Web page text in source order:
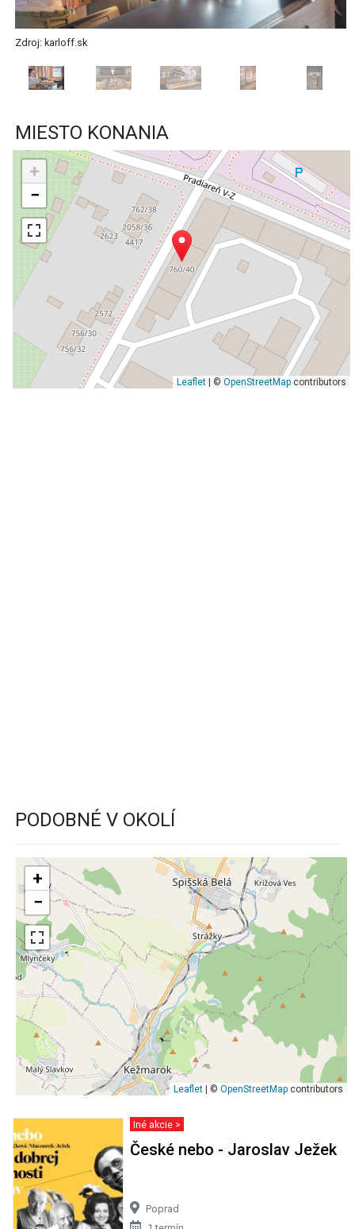
Zdroj: karloff.sk
MIESTO KONANIA
+
−
Leaflet| © OpenStreetMapcontributors
PODOBNÉ V OKOLÍ
+
−
Leaflet | © OpenStreetMap contributors
Iné akcie >
České nebo - Jaroslav Ježek
Poprad